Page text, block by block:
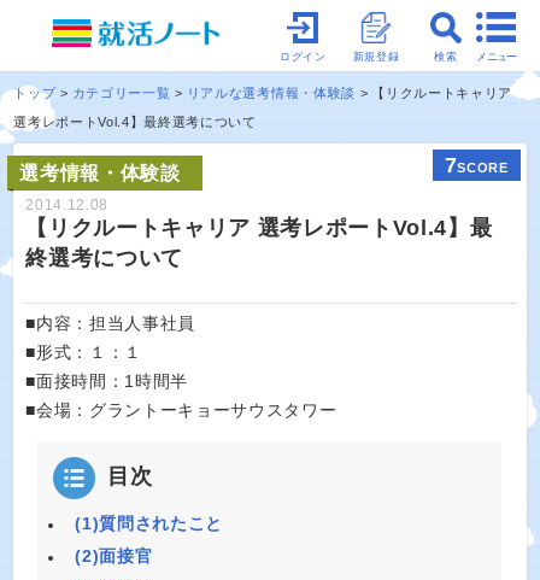
メニュー
検索
新規登録
ログイン
トップ カテゴリー一覧 リアルな選考情報・体験談
【リクルートキャリア
選考レポートVol.4】最終選考について
選考情報・体験談 7SCORE
2014.12.08
【リクルートキャリア 選考レポートVol.4】最
終選考について
■内容：担当人事社員
■形式：１：１
■面接時間：1時間半
■会場：グラントーキョーサウスタワー
目次
(1)質問されたこと
(2)面接官